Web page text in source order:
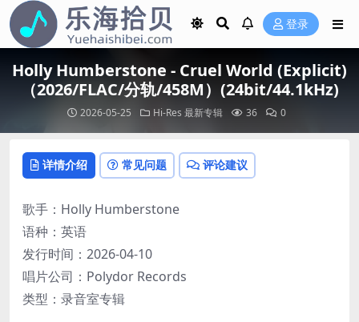
登录
Holly Humberstone - Cruel World (Explicit)
（2026/FLAC/分轨/458M）(24bit/44.1kHz)
2026-05-25 Hi-Res 最新专辑 36 0
详情介绍 常见问题 评论建议
歌手：Holly Humberstone
语种：英语
发行时间：2026-04-10
唱片公司：Polydor Records
类型：录音室专辑